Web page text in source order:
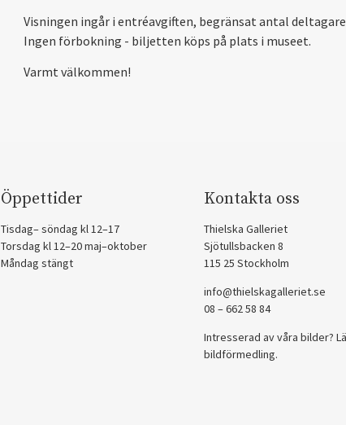
Visningen ingår i entréavgiften, begränsat antal
Ingen förbokning - biljetten köps på plats i museet.
Varmt välkommen!
Öppettider
Tisdag– söndag kl 12–17
Torsdag kl 12–20 maj–oktober
Måndag stängt
Kontakta oss
Thielska Galleriet
Sjötullsbacken 8
115 25 Stockholm
info@thielskagalleriet.se
08 – 662 58 84
Intresserad av våra bilder?
bildförmedling.